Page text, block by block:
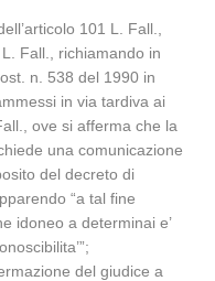
101 L. Fall.,
Fall., richiamando in
n. 538 del 1990 in
in via tardiva ai
ove si afferma che la
una comunicazione
del decreto di
“a tal fine
idoneo a determinai e’
del giudice a